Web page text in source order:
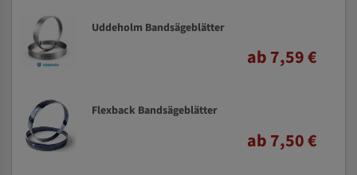
Uddeholm Bandsägeblätter
ab 7,59 €
Flexback Bandsägeblätter
ab 7,50 €